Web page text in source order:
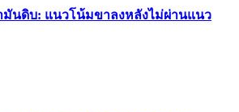
มันดิบ: แนวโน้มขาลงหลังไม่ผ่านแนว